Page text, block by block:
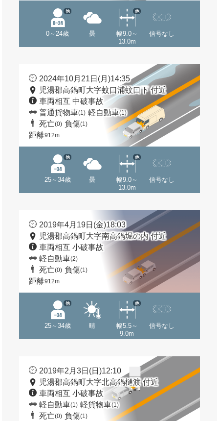
0～24歳
他
曇
幅9.0～
13.0m
他
信号なし
2024年10月21日(月)14:35
児湯郡高鍋町大字蚊口浦蚊口下 付近
車両相互 中破事故
普通貨物車(1) 軽自動車(1)
死亡(0) 負傷(1)
距離912m
25～34歳
他
曇
幅9.0～
13.0m
他
信号なし
2019年4月19日(金)18:03
児湯郡高鍋町大字南高鍋堀の内 付近
車両相互 小破事故
軽自動車(2)
死亡(0) 負傷(1)
距離912m
25～34歳
他
晴
幅5.5～
9.0m
他
信号なし
2019年2月3日(日)12:10
児湯郡高鍋町大字北高鍋樋渡 付近
車両相互 小破事故
軽自動車(1) 軽貨物車(1)
死亡(0) 負傷(1)